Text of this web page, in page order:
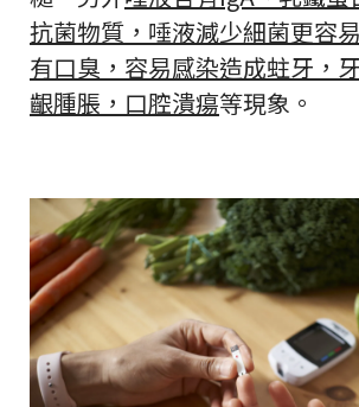
抗菌物質，唾液減少細菌更容
有口臭，容易感染造成蛀牙，
齦腫脹，口腔潰瘍等現象。